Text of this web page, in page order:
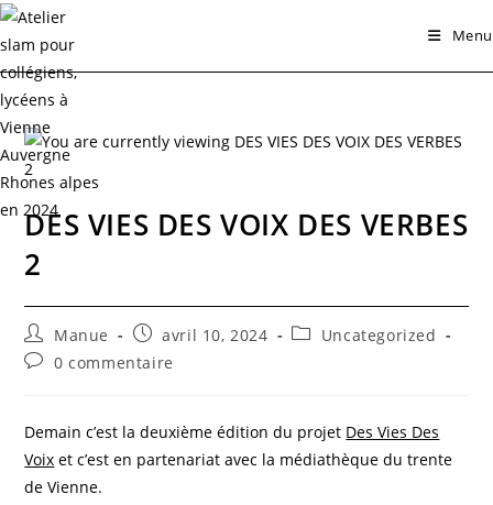
Skip
to
content
Menu
DES VIES DES VOIX DES VERBES
2
Auteur/autrice
de
la
Manue
Publication
publiée :
avril 10, 2024
PostUncategorized
Commentaires
publication :
0 commentaire
Demain c’est la deuxième édition du projet Des Vies Des
Voix et c’est en partenariat avec la médiathèque du trente
de Vienne.